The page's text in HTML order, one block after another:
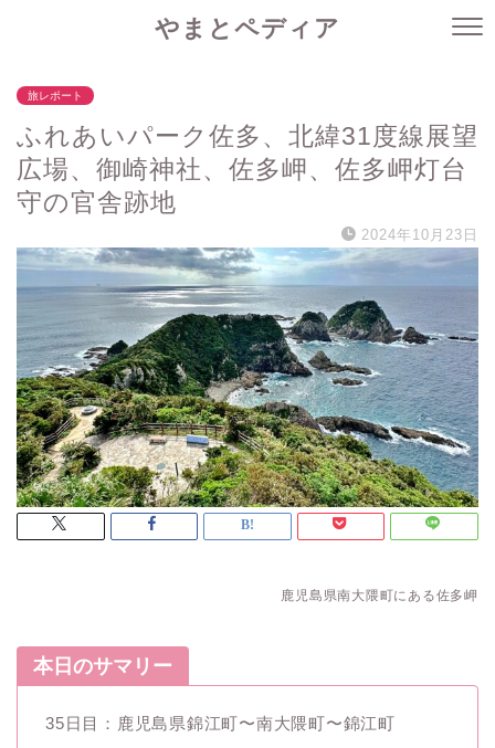
やまとペディア
旅レポート
ふれあいパーク佐多、北緯31度線展望
広場、御崎神社、佐多岬、佐多岬灯台
守の官舎跡地
2024年10月23日
鹿児島県南大隈町にある佐多岬
本日のサマリー
35日目：鹿児島県錦江町〜南大隈町〜錦江町